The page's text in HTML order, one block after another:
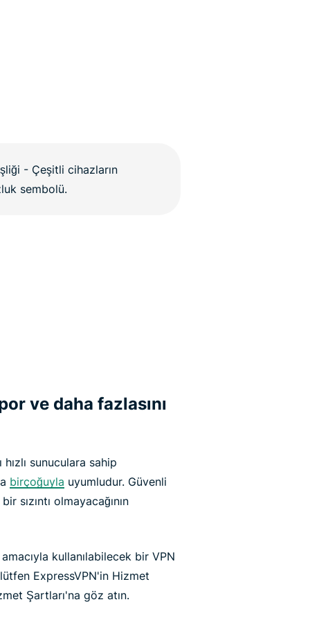
ve daha fazlasını
sunuculara sahip
birçoğuyla uyumludur. Güvenli
sızıntı olmayacağının
kullanılabilecek bir VPN
ExpressVPN'in Hizmet
Şartları'na göz atın.